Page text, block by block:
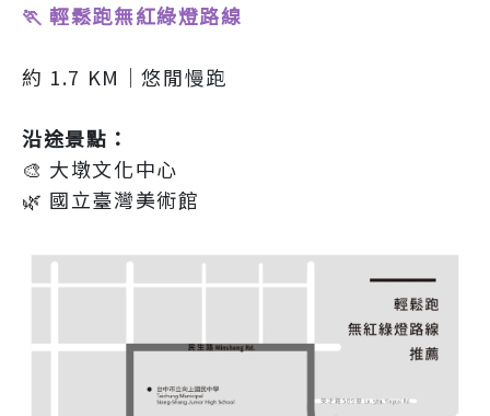
🏃 輕鬆跑無紅綠燈路線
約 1.7 KM｜悠閒慢跑
沿途景點：
🎨 大墩文化中心
🌿 國立臺灣美術館